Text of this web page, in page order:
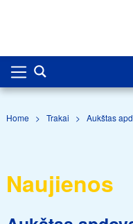
Home > Trakai > Aukštas
Naujienos